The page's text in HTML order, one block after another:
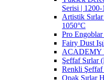
Serisi | 1200-
Artistik
1050°C
Pro Engoblar
Fairy Dust
ACADEMY
Şeffaf Sırlar
Renkli Şeffaf
Opak Sırlar